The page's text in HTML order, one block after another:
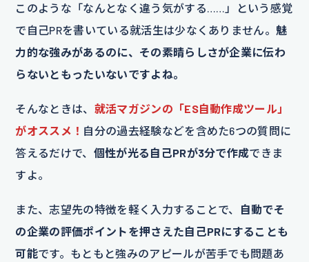
このような「なんとなく違う気がする……」という感覚
で自己PRを書いている就活生は少なくありません。 魅
力的な強みがあるのに、その素晴らしさが企業に伝わ
らないともったいないですよね。
そんなときは、 就活マガジンの「ES自動作成ツール」
がオススメ！ 自分の過去経験などを含めた6つの質問に
答えるだけで、 個性が光る自己PRが3分で作成できま
すよ。
また、志望先の特徴を軽く入力することで、
自動でそ
の企業の評価ポイントを押さえた自己PRにすることも
可能です。もともと強みのアピールが苦手でも問題あ